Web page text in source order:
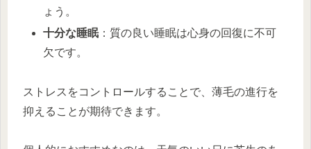
ょう。
十分な睡眠：質の良い睡眠は心身の回復に不可
欠です。
ストレスをコントロールすることで、薄毛の進行を
抑えることが期待できます。